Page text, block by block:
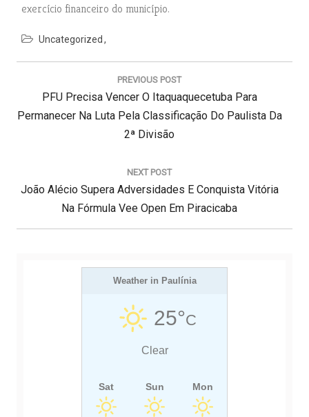
exercício financeiro do município.
Uncategorized
N
g
d
o
PREVIOUS POST
P
R
O
S
PFU Precisa Vencer O Itaquaquecetuba Para
Permanecer Na Luta Pela Classificação Do Paulista Da
2ª Divisão
NEXT POST
N
X
João Alécio Supera Adversidades E Conquista Vitória
Na Fórmula Vee Open Em Piracicaba
Weather in Paulínia
25°C
Clear
Sat Sun Mon